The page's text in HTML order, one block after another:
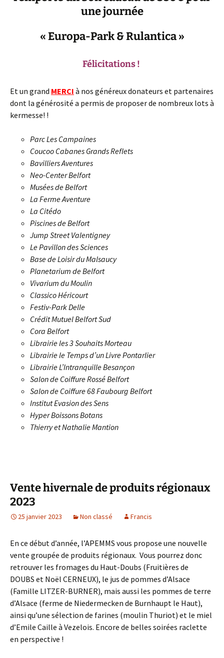
une journée
« Europa-Park & Rulantica »
Félicitations !
Et un grand MERCI à nos généreux donateurs et partenaires
dont la générosité a permis de proposer de nombreux lots à
kermesse! !
Parc Les Campaines
Coucoo Cabanes Grands Reflets
Bavilliers Aventures
Neo-Center Belfort
Musées de Belfort
La Ferme Aventure
La Citédo
Piscines de Belfort
Jump Street Valentigney
Le Pavillon des Sciences
Base de Loisir du Malsaucy
Planetarium de Belfort
Vivarium du Moulin
Classico Héricourt
Festiv-Park Delle
Crédit Mutuel Belfort Sud
Cora Belfort
Librairie les 3 Souhaits Morteau
Librairie le Temps d’un Livre Pontarlier
Librairie L’Intranquille Besançon
Salon de Coiffure Rossé Belfort
Salon de Coiffure 68 Faubourg Belfort
Institut Evasion des Sens
Hyper Boissons Botans
Thierry et Nathalie Mantion
Vente hivernale de produits régionaux
2023
25 janvier 2023 Non classé Francis
En ce début d’année, l’APEMMS vous propose une nouvelle
vente groupée de produits régionaux. Vous pourrez donc
retrouver les fromages du Haut-Doubs (Fruitières de
DOUBS et Noël CERNEUX), le jus de pommes d’Alsace
(Famille LITZER-BURNER), mais aussi les pommes de terre
d’Alsace (ferme de Niedermecken de Burnhaupt le Haut),
ainsi qu’une sélection de farines (moulin Thuriot) et le miel
d’Emile Caille à Vezelois. Encore de belles soirées raclette
en perspective !